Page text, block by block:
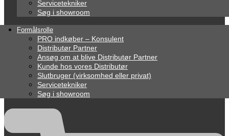
Servicetekniker
Søg i showroom
Formålsrolle
PRO indkøber – Konsulent
Distributør Partner
Ansøg om at blive Distributør Partner
Kunde hos vores Distributør
Slutbruger (virksomhed eller privat)
Servicetekniker
Søg i showroom